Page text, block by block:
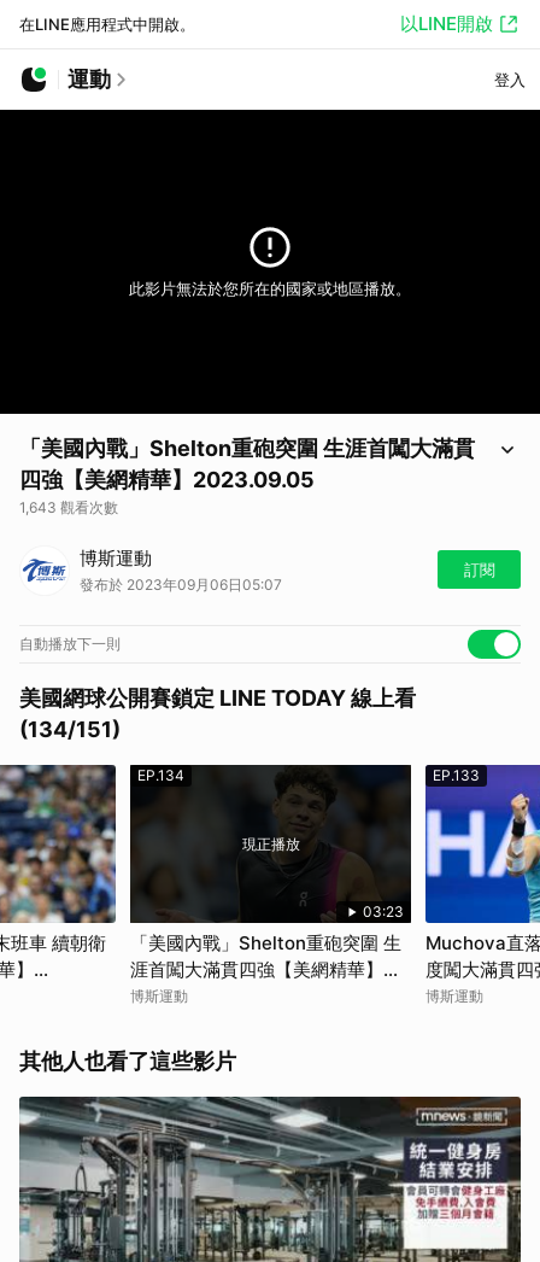
在LINE應用程式中開啟。 以LINE開啟
運動 登入
此影片無法於您所在的國家或地區播放。
「美國內戰」Shelton重砲突圍 生涯首闖大滿貫
四強【美網精華】2023.09.05
1,643 觀看次數
播。
馬上加入LINE TODAY 運動官方帳號，最豐富即時的運動新聞及賽事直
看更多美國網球公開賽最新動態
博斯運動
發布於 2023年09月06日05:07
訂閱
自動播放下一則
美國網球公開賽鎖定 LINE TODAY 線上看
(134/151)
班車 續朝衛
】
現正播放
03:23
EP.134
「美國內戰」Shelton重砲突圍 生
涯首闖大滿貫四強【美網精華】
2023.09.05
博斯運動
EP.133
Muchova直
度闖大滿貫
2023.09.05
博斯運動
其他人也看了這些影片